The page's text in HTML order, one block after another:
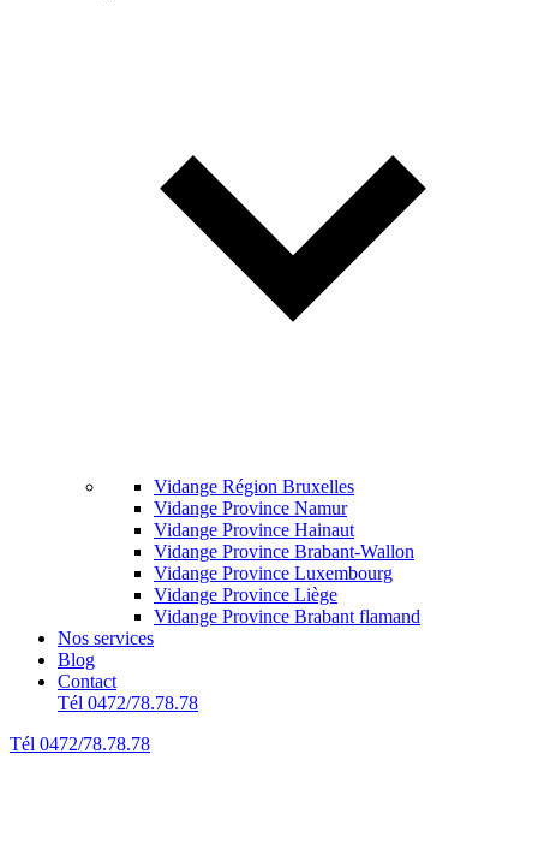
Vidange Région Bruxelles
Vidange Province Namur
Vidange Province Hainaut
Vidange Province Brabant-Wallon
Vidange Province Luxembourg
Vidange Province Liège
Vidange Province Brabant flamand
Nos services
Blog
Contact
Tél 0472/78.78.78
Tél 0472/78.78.78